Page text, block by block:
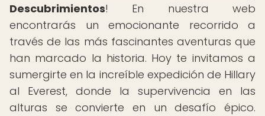
Descubrimientos! En nuestra web
encontrarás un emocionante recorrido a
través de las más fascinantes aventuras que
han marcado la historia. Hoy te invitamos a
sumergirte en la increíble expedición de Hillary
al Everest, donde la supervivencia en las
alturas se convierte en un desafío épico.